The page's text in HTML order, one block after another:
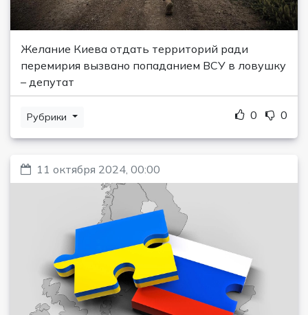
Желание Киева отдать территорий ради
перемирия вызвано попаданием ВСУ в ловушку
– депутат
Рубрики 0 0
11 октября 2024, 00:00